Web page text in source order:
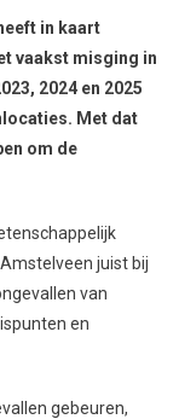
in kaart
vaakst misging in
2024 en 2025
Met dat
om de
juist bij
van
en
gebeuren,